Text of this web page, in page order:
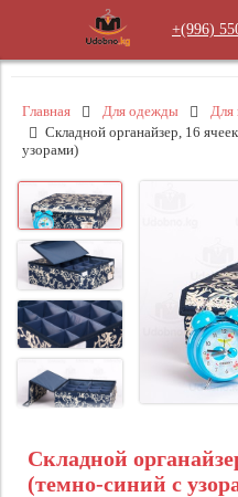
+(996)
Главная Для одежды
Для
Складной органайзер, 16
узорами)
Складной
(темно-синий с